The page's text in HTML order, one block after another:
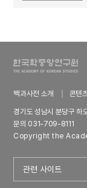
백과사전 소개 콘텐
경기도 성남시 분당구
문의 031-709-8111
Copyright the
관련 사이트